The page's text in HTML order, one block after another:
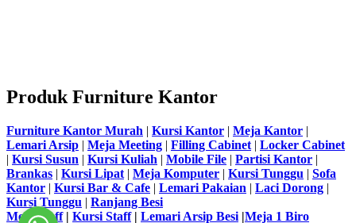
Produk Furniture Kantor
Furniture Kantor Murah | Kursi Kantor | Meja Kantor |
Lemari Arsip | Meja Meeting | Filling Cabinet | Locker Cabinet
| Kursi Susun | Kursi Kuliah | Mobile File | Partisi Kantor |
Brankas | Kursi Lipat | Meja Komputer | Kursi Tunggu | Sofa
Kantor | Kursi Bar & Cafe | Lemari Pakaian | Laci Dorong |
Kursi Tunggu | Ranjang Besi
Meja Staff| Kursi Staff| Lemari Arsip Besi |Meja 1 Biro